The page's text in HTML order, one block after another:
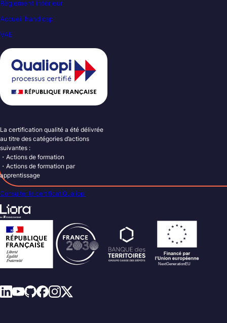
Règlement intérieur
Accueil handicap
VAE
La certification qualité a été délivrée
au titre des catégories d’actions
suivantes :
・Actions de formation
・Actions de formation par
apprentissage
Consulter le certificat Qualiopi